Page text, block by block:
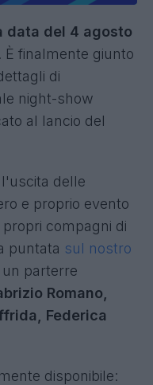
data del 4 agosto
. È finalmente giunto
di
night-show
al lancio del
delle
e proprio evento
compagni di
puntata sul nostro
parterre
Romano,
Federica
disponibile: